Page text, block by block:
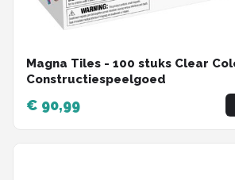
Magna Tiles - 100 stuks Clear
Constructiespeelgoed
€ 90,99